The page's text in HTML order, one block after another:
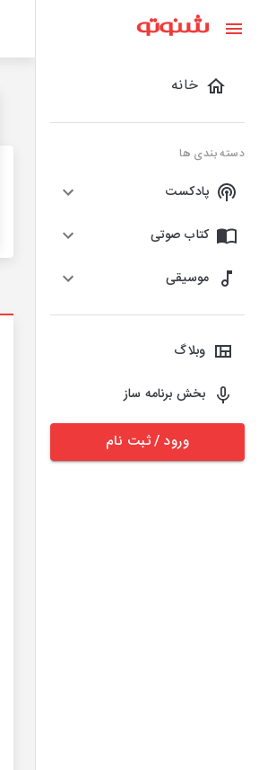
خانه
دسته بندی ها
پادکست
کتاب صوتی
موسیقی
وبلاگ
بخش برنامه ساز
ورود / ثبت نام